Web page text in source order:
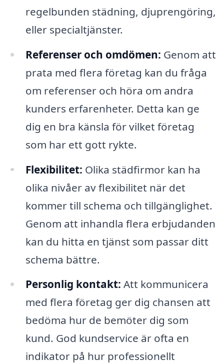
regelbunden städning, djuprengöring,
eller specialtjänster.
Referenser och omdömen: Genom att
prata med flera företag kan du fråga
om referenser och höra om andra
kunders erfarenheter. Detta kan ge
dig en bra känsla för vilket företag
som har ett gott rykte.
Flexibilitet: Olika städfirmor kan ha
olika nivåer av flexibilitet när det
kommer till schema och tillgänglighet.
Genom att inhandla flera erbjudanden
kan du hitta en tjänst som passar ditt
schema bättre.
Personlig kontakt: Att kommunicera
med flera företag ger dig chansen att
bedöma hur de bemöter dig som
kund. God kundservice är ofta en
indikator på hur professionellt